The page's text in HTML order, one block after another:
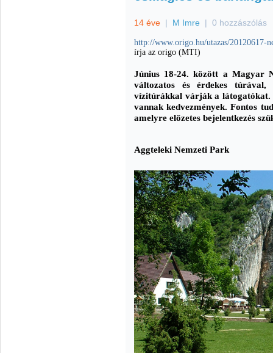
14 éve | M Imre | 0 hozzászólás
http://www.origo.hu/utazas/20120617-
írja az origo (MTI)
Június 18-24. között a Magyar
változatos és érdekes túrával,
vízitúrákkal várják a látogatókat.
vannak kedvezmények. Fontos
amelyre előzetes bejelentkezés
Aggteleki Nemzeti Park